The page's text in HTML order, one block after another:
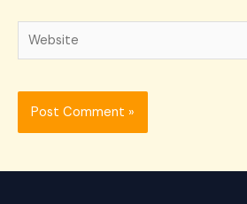
Website